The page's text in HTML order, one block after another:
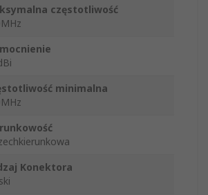
częstotliwość
minimalna
Konektora